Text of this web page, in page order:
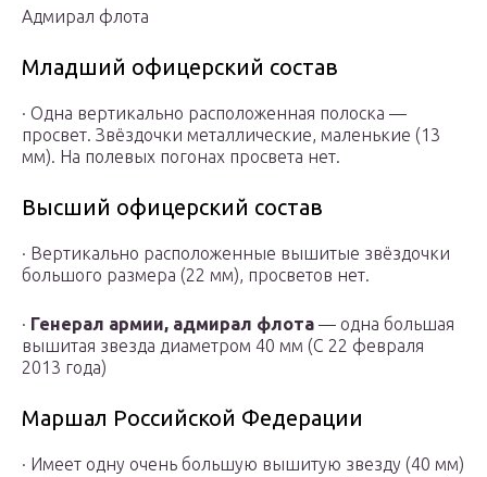
Адмирал флота
Младший офицерский состав
· Одна вертикально расположенная полоска —
просвет. Звёздочки металлические, маленькие (13
мм). На полевых погонах просвета нет.
Высший офицерский состав
· Вертикально расположенные вышитые звёздочки
большого размера (22 мм), просветов нет.
· Генерал армии, адмирал флота — одна большая
вышитая звезда диаметром 40 мм (С 22 февраля
2013 года)
Маршал Российской Федерации
· Имеет одну очень большую вышитую звезду (40 мм)